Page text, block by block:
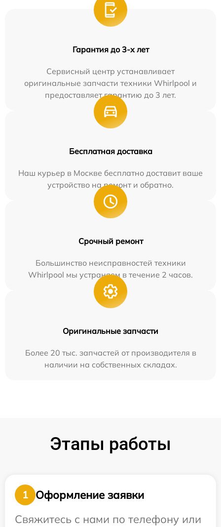
Гарантия до 3-х лет
Сервисный центр устанавливает
оригинальные запчасти техники Whirlpool и
предоставляет гарантию до 3 лет.
Бесплатная доставка
Наш курьер в Москве бесплатно доставит ваше
устройство на ремонт и обратно.
Срочный ремонт
Большинство неисправностей техники
Whirlpool мы устраняем в течение 2 часов.
Оригинальные запчасти
Более 20 тыс. запчастей от производителя в
наличии на собственных складах.
Этапы работы
1
Оформление заявки
Свяжитесь с нами по телефону или